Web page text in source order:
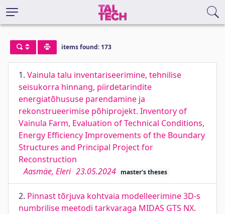
items found: 173
1. Vainula talu inventariseerimine, tehnilise
seisukorra hinnang, piirdetarindite
energiatõhususe parendamine ja
rekonstrueerimise põhiprojekt. Inventory of
Vainula Farm, Evaluation of Technical Conditions,
Energy Efficiency Improvements of the Boundary
Structures and Principal Project for
Reconstruction
Aasmäe, Eleri 23.05.2024 master's theses
2. Pinnast tõrjuva kohtvaia modelleerimine 3D-s
numbrilise meetodi tarkvaraga MIDAS GTS NX.